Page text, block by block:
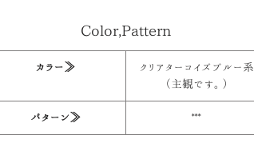
Color,Pattern
カラー≫
クリアターコイズブルー系
（主観です。）
パターン≫ ***